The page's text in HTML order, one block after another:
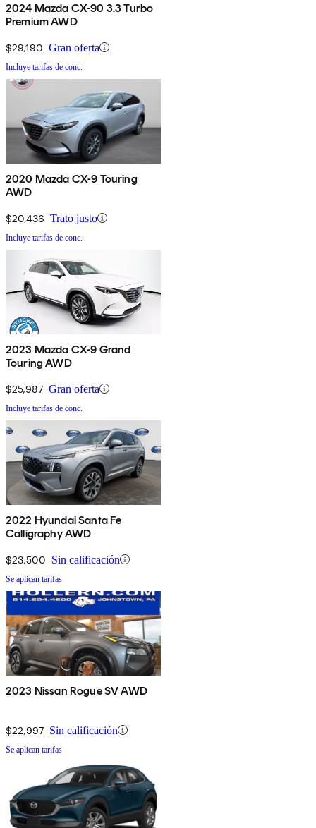
2024 Mazda CX-90 3.3 Turbo
Premium AWD
$29,190 Gran oferta
Incluye tarifas de conc.
2020 Mazda CX-9 Touring
AWD
$20,436 Trato justo
Incluye tarifas de conc.
2023 Mazda CX-9 Grand
Touring AWD
$25,987 Gran oferta
Incluye tarifas de conc.
2022 Hyundai Santa Fe
Calligraphy AWD
$23,500 Sin calificación
Se aplican tarifas
2023 Nissan Rogue SV AWD
$22,997 Sin calificación
Se aplican tarifas